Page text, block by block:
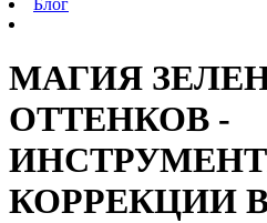
Блог
МАГИЯ
ОТТЕНКОВ -
КОРРЕКЦИИ